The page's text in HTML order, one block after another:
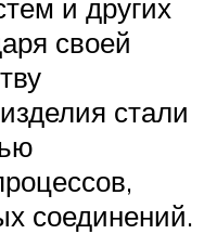
и других
своей
стали
соединений.